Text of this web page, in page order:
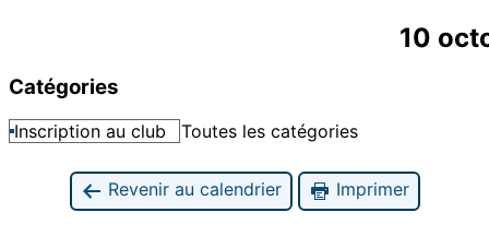
10
Catégories
Inscription au club Toutes les catégories
Revenir au calendrier Imprimer